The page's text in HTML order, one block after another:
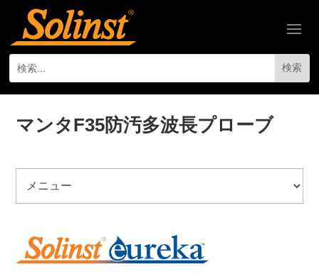
マンタF35防汚多波長プローブ